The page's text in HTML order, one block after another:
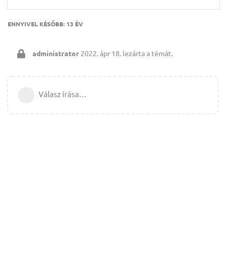
ENNYIVEL KÉSŐBB: 13 ÉV
administrator 2022. ápr 18. lezárta a témát.
Válasz írása…